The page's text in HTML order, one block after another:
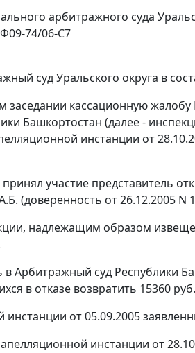
арбитражного суда
74/06-С7
суд Уральского округа в
заседании кассационную
Башкортостан (далее -
инстанции от
участие представитель
(доверенность от 26.12.2005 N
надлежащим образом
Арбитражный суд Республики
в отказе возвратить 15360
от 05.09.2005
инстанции от